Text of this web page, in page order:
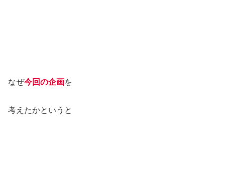
なぜ今回の企画を
考えたかというと